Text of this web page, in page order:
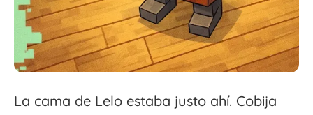
La cama de Lelo estaba justo ahí. Cobija